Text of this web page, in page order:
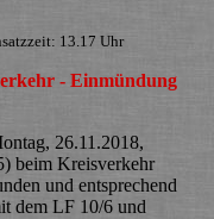
13.17 Uhr
- Einmündung
26.11.2018,
beim Kreisverkehr
und entsprechend
dem LF 10/6 und